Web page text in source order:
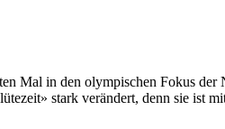
Mal in den olympischen Fokus
stark verändert, denn sie ist